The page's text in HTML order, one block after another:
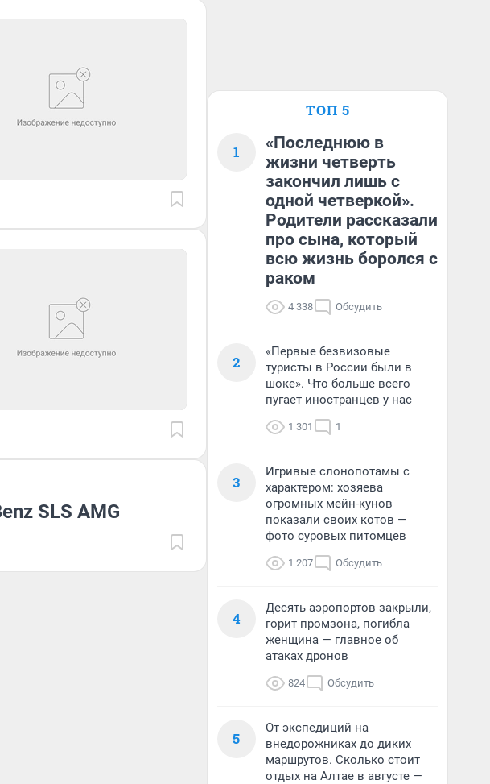
SLS AMG
ТОП 5
1
«Последнюю в
жизни четверть
закончил лишь с
одной четверкой».
Родители рассказали
про сына, который
всю жизнь боролся с
раком
4 338 Обсудить
2
«Первые безвизовые
туристы в России были в
шоке». Что больше всего
пугает иностранцев у нас
1 301 1
3
Игривые слонопотамы с
характером: хозяева
огромных мейн-кунов
показали своих котов —
фото суровых питомцев
1 207 Обсудить
4
Десять аэропортов закрыли,
горит промзона, погибла
женщина — главное об
атаках дронов
824 Обсудить
5
От экспедиций на
внедорожниках до диких
маршрутов. Сколько стоит
отдых на Алтае в августе —